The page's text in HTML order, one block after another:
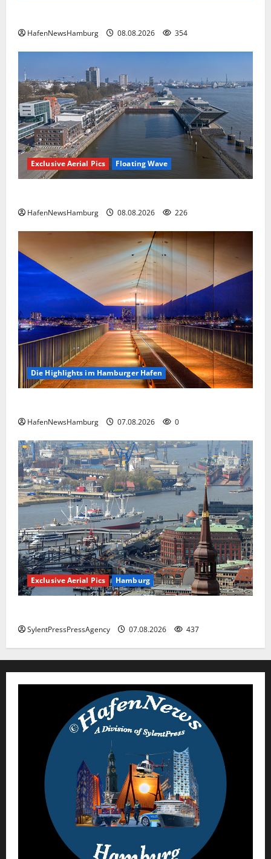
HafenNewsHamburg 08.08.2026 354
Exclusive Aerial Pics Floating Wave
HafenNewsHamburg 08.08.2026 226
Die Highlights im Hamburger Hafen
HafenNewsHamburg 07.08.2026 0
Exclusive Aerial Pics Hamburg
SylentPressPressAgency 07.08.2026 437